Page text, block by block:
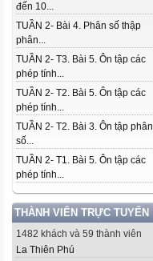
đến 10...
TUẦN 2- Bài 4. Phân số thập
phân...
TUẦN 2- T3. Bài 5. Ôn tập các
phép tính...
TUẦN 2- T2. Bài 5. Ôn tập các
phép tính...
TUẦN 2- T2. Bài 3. Ôn tập phân
số...
TUẦN 2- T1. Bài 5. Ôn tập các
phép tính...
THÀNH VIÊN TRỰC TUYẾN
1482 khách và 59 thành viên
La Thiên Phú